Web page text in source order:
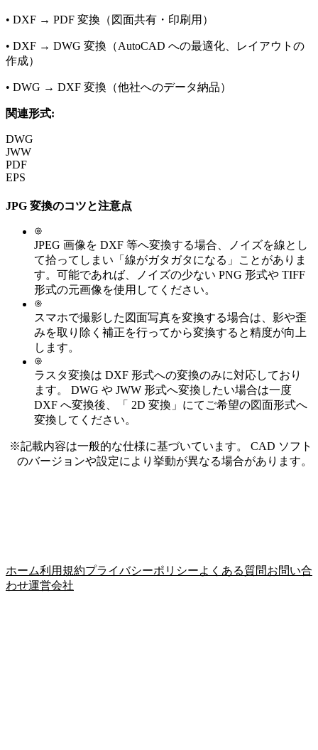
• DXF → PDF 変換（図面共有・印刷用）
• DXF → DWG 変換（AutoCAD への最適化、レイアウトの
作成）
• DWG → DXF 変換（他社へのデータ納品）
関連形式:
DWG
JWW
PDF
EPS
JPG 変換のコツと注意点
JPEG 画像を DXF 等へ変換する場合、ノイズを線とし
て拾ってしまい「線がガタガタになる」ことがありま
す。可能であれば、ノイズの少ない PNG 形式や TIFF
形式の元画像を使用してください。
スマホで撮影した図面写真を変換する場合は、影や歪
みを取り除く補正を行ってから変換すると精度が向上
します。
ラスタ変換は DXF 形式への変換のみに対応しており
ます。 DWG や JWW 形式へ変換したい場合は一度
DXF へ変換後、「 2D 変換」にてご希望の図面形式へ
変換してください。
※記載内容は一般的な仕様に基づいています。 CAD ソフト
のバージョンや設定により挙動が異なる場合があります。
ホーム利用規約プライバシーポリシーよくある質問お問い合
わせ運営会社